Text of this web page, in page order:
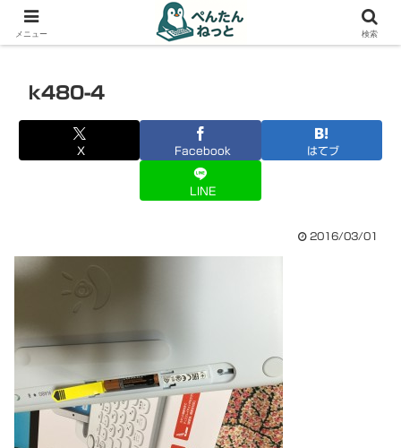
PCやガジェットの備忘録
k480-4
X Facebook はてブ
LINE
2016/03/01
メニュー 検索